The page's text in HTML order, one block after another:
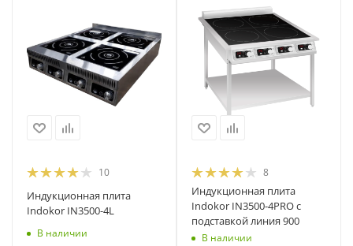
10
Индукционная плита
Indokor IN3500-4L
В наличии
8
Индукционная плита
Indokor IN3500-4PRO с
подставкой линия 900
В наличии